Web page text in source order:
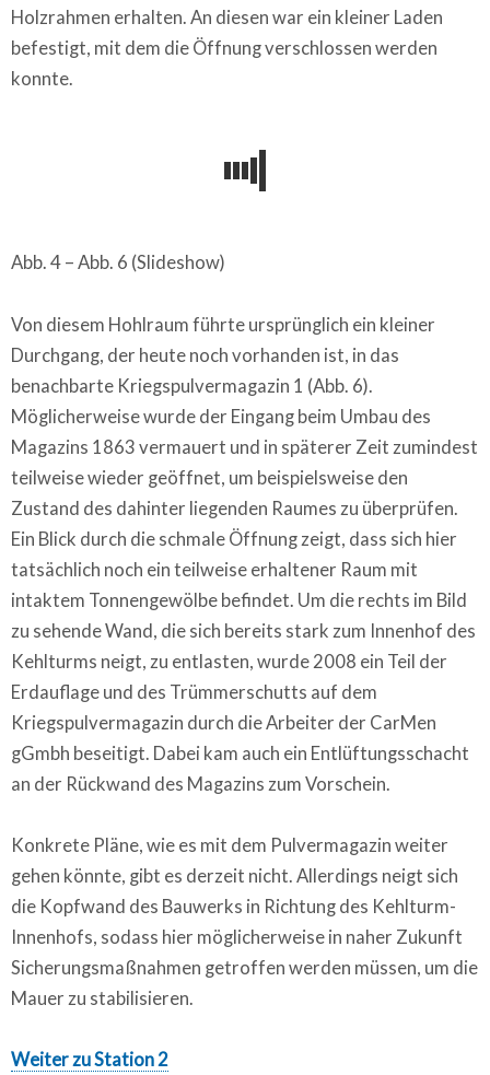
Holzrahmen erhalten. An diesen war ein kleiner Laden
befestigt, mit dem die Öffnung verschlossen werden
konnte.
Abb. 4 – Abb. 6 (Slideshow)
Von diesem Hohlraum führte ursprünglich ein kleiner
Durchgang, der heute noch vorhanden ist, in das
benachbarte Kriegspulvermagazin 1 (Abb. 6).
Möglicherweise wurde der Eingang beim Umbau des
Magazins 1863 vermauert und in späterer Zeit zumindest
teilweise wieder geöffnet, um beispielsweise den
Zustand des dahinter liegenden Raumes zu überprüfen.
Ein Blick durch die schmale Öffnung zeigt, dass sich hier
tatsächlich noch ein teilweise erhaltener Raum mit
intaktem Tonnengewölbe befindet. Um die rechts im Bild
zu sehende Wand, die sich bereits stark zum Innenhof des
Kehlturms neigt, zu entlasten, wurde 2008 ein Teil der
Erdauflage und des Trümmerschutts auf dem
Kriegspulvermagazin durch die Arbeiter der CarMen
gGmbh beseitigt. Dabei kam auch ein Entlüftungsschacht
an der Rückwand des Magazins zum Vorschein.
Konkrete Pläne, wie es mit dem Pulvermagazin weiter
gehen könnte, gibt es derzeit nicht. Allerdings neigt sich
die Kopfwand des Bauwerks in Richtung des Kehlturm-
Innenhofs, sodass hier möglicherweise in naher Zukunft
Sicherungsmaßnahmen getroffen werden müssen, um die
Mauer zu stabilisieren.
Weiter zu Station 2